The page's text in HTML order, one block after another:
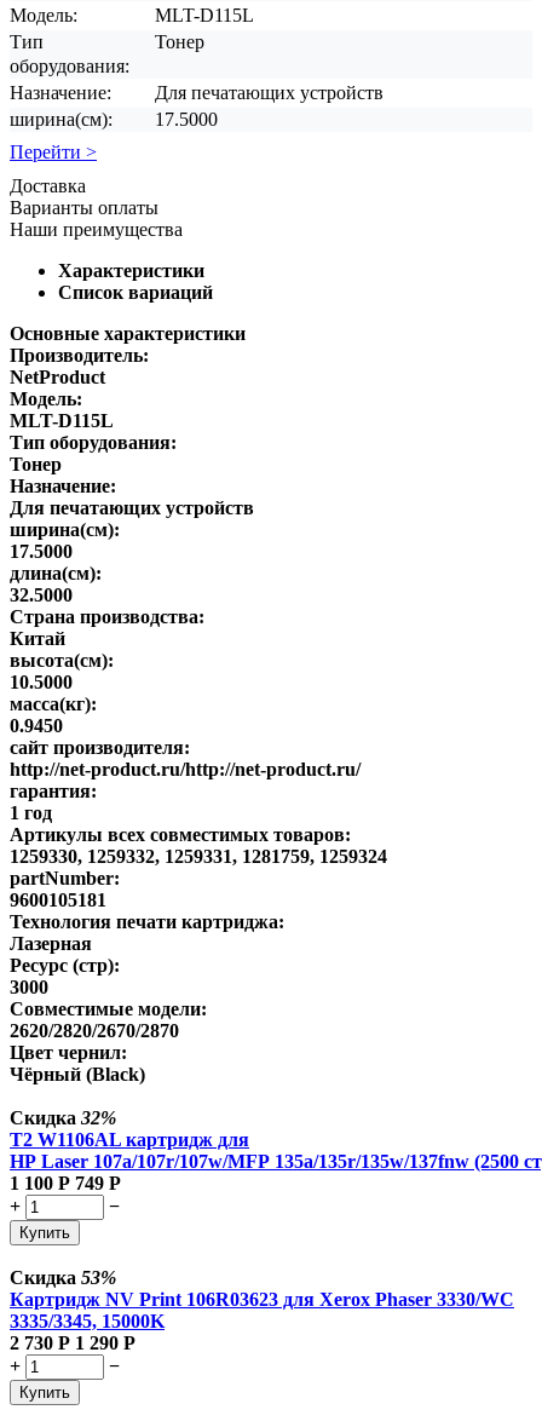
Модель:
MLT-D115L
Тип
оборудования:
Тонер
Назначение:
Для печатающих устройств
ширина(см):
17.5000
Перейти >
Доставка
Варианты оплаты
Наши преимущества
Характеристики
Список вариаций
Основные характеристики
Производитель:
NetProduct
Модель:
MLT-D115L
Тип оборудования:
Тонер
Назначение:
Для печатающих устройств
ширина(см):
17.5000
длина(см):
32.5000
Страна производства:
Китай
высота(см):
10.5000
масса(кг):
0.9450
сайт производителя:
http://net-product.ru/http://net-product.ru/
гарантия:
1 год
Артикулы всех совместимых товаров:
1259330, 1259332, 1259331, 1281759, 1259324
partNumber:
9600105181
Технология печати картриджа:
Лазерная
Ресурс (стр):
3000
Совместимые модели:
2620/2820/2670/2870
Цвет чернил:
Чёрный (Black)
Скидка 32%
T2 W1106AL картридж для
HP Laser 107a/107r/107w/MFP 135a/135r/135w/137fnw (2500
1 100 Р 749 Р
+
−
Купить
Скидка 53%
Картридж NV Print 106R03623 для Xerox Phaser 3330/WC
3335/3345, 15000K
2 730 Р 1 290 Р
+
−
Купить